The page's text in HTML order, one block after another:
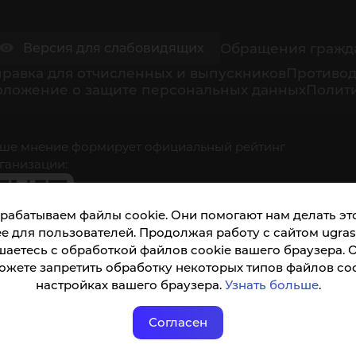
файлы cookie. Они помогают нам делать
для пользователей. Продолжая работу с сайтом
с обработкой файлов cookie вашего браузера.
запретить обработку некоторых типов файлов
настройках вашего браузера. Узнать больше.
Согласен
мнение формирует официальный рейтинг
доступна по QR-коду, а так же по прямой